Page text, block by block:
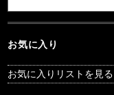
お気に入り
お気に入りリストを見る